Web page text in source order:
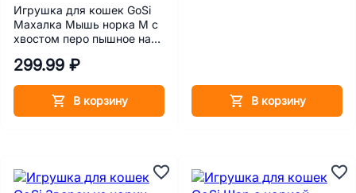
Игрушка для кошек GoSi
Махалка Мышь норка М с
хвостом перо пышное на
299.99 ₽
В корзину В корзину